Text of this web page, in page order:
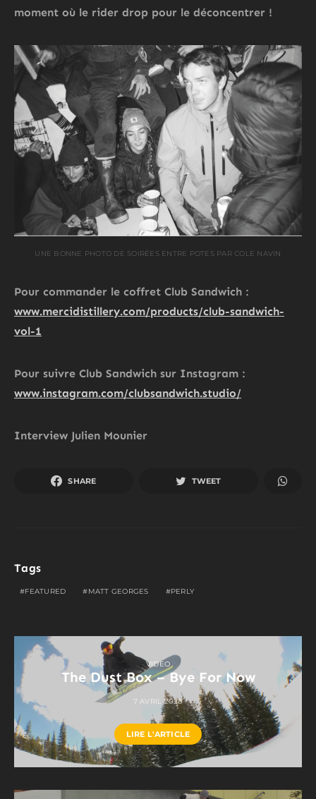
moment où le rider drop pour le déconcentrer !
UNE BONNE PHOTO DE SOIRÉES ENTRE POTES PAR COLE NAVIN
Pour commander le coffret Club Sandwich :
www.mercidistillery.com/products/club-sandwich-
vol-1
Pour suivre Club Sandwich sur Instagram :
www.instagram.com/clubsandwich.studio/
Interview Julien Mounier
SHARE TWEET
Tags
FEATURED MATT GEORGES PERLY
VIDEO
The Dust Box – Bye For Now
7 AVRIL 2020
LIRE L'ARTICLE